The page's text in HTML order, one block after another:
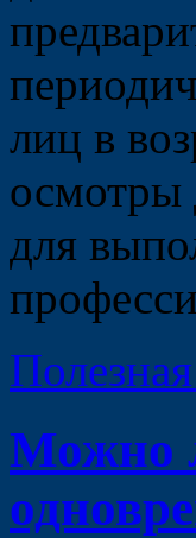
лиц в
осмотры
для
Можно